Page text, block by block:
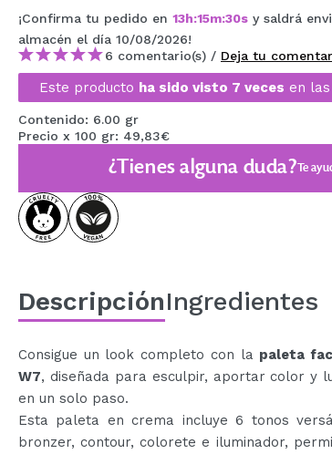
MAQUIFARMA
KOREA ZONE
TRAVEL SIZE
NATURE
OFERTAS
OUTLET
PRÓXIMAMENTE
¡Confirma tu pedido en 13h:15m:29s y saldrá
almacén el día 10/08/2026!
6 comentario(s) / Deja tu
Este producto ha sido visto 7 veces en
Contenido: 6.00 gr
Precio x 100 gr: 49,83€
¿Tienes alguna duda?Te
DescripciónIngredientes
Consigue un look completo con la paleta
W7, diseñada para esculpir, aportar color y
en un solo paso.
Esta paleta en crema incluye 6 tonos
bronzer, contour, colorete e iluminador,